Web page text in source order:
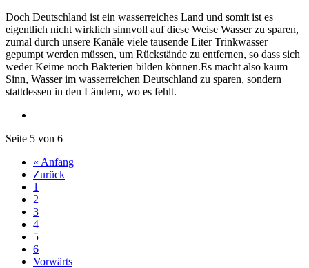
Doch Deutschland ist ein wasserreiches Land und somit ist es
eigentlich nicht wirklich sinnvoll auf diese Weise Wasser zu sparen,
zumal durch unsere Kanäle viele tausende Liter Trinkwasser
gepumpt werden müssen, um Rückstände zu entfernen, so dass sich
weder Keime noch Bakterien bilden können.Es macht also kaum
Sinn, Wasser im wasserreichen Deutschland zu sparen, sondern
stattdessen in den Ländern, wo es fehlt.
Seite 5 von 6
« Anfang
Zurück
1
2
3
4
5
6
Vorwärts